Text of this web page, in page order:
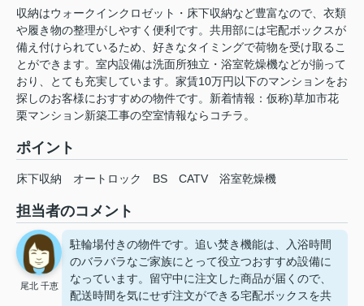
収納はウォークインクロゼット・床下収納など豊富なので、衣類
や履き物の整理がしやすく便利です。共用部には宅配ボックスが
備え付けられているため、好きなタイミングで荷物を受け取るこ
とができます。室内設備は洗面所独立・浴室乾燥機などが揃って
おり、とても充実しています。家賃10万円以下のマンションをお
探しのお客様におすすめの物件です。新着情報：仮称)草加市花
栗マンション新築工事の空室情報ならコチラ。
ポイント
床下収納 オートロック BS CATV 浴室乾燥機
担当者のコメント
尾北 千恵
駐輪場付きの物件です。追い焚き機能は、入浴時間
のバラバラなご家族にとって役立つおすすめ設備に
なっています。留守中に注文した商品が届くので、
配送時間を気にせず注文ができる宅配ボックスを共